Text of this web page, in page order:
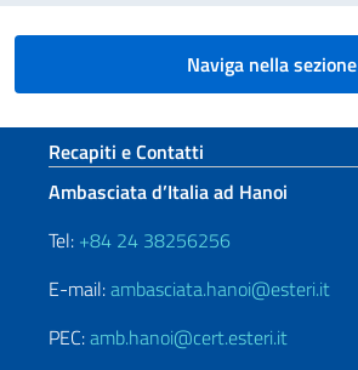
Naviga nella sezione
Sezione footer
Recapiti e Contatti
Ambasciata d’Italia ad Hanoi
Tel: +84 24 38256256
E-mail:ambasciata.hanoi@esteri.it
PEC:amb.hanoi@cert.esteri.it